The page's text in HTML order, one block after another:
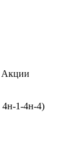
Акции
4н-1-4н-4)